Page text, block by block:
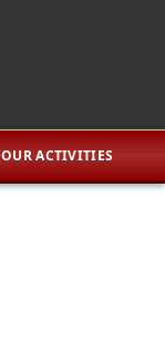
OUR ACTIVITIES